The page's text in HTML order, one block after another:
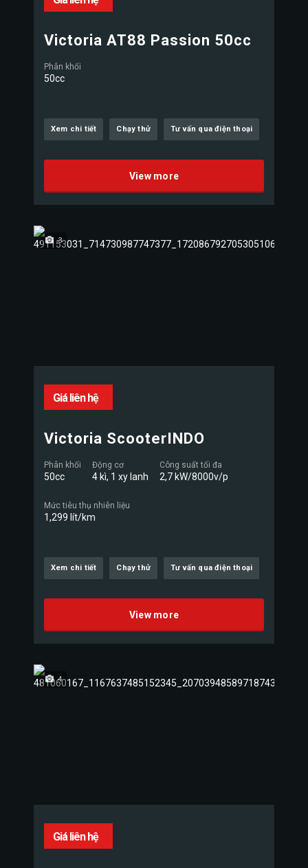
Victoria AT88 Passion 50cc
Phân khối
50cc
Xem chi tiết Chạy thử Tư vấn qua điện thoại
View more
3
Giá liên hệ
Victoria ScooterINDO
Phân khối
50cc
Động cơ
4 kì, 1 xy lanh
Công suất tối đa
2,7 kW/8000v/p
Mức tiêu thụ nhiên liệu
1,299 lít/km
Xem chi tiết Chạy thử Tư vấn qua điện thoại
View more
4
Giá liên hệ